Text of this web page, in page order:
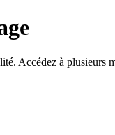
Accédez à